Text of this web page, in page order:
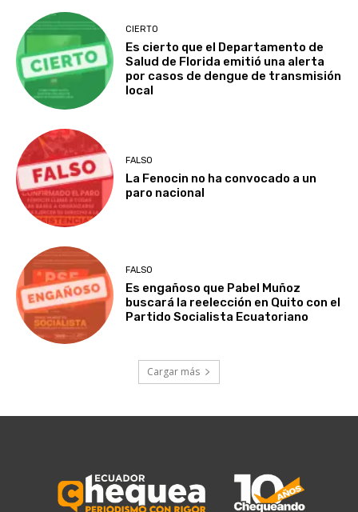
CIERTO
Es cierto que el Departamento de
Salud de Florida emitió una alerta
por casos de dengue de transmisión
local
FALSO
La Fenocin no ha convocado a un
paro nacional
FALSO
Es engañoso que Pabel Muñoz
buscará la reelección en Quito con el
Partido Socialista Ecuatoriano
Cargar más